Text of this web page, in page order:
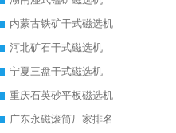
内蒙古铁矿干式磁选机
河北矿石干式磁选机
宁夏三盘干式磁选机
重庆石英砂平板磁选机
广东永磁滚筒厂家排名